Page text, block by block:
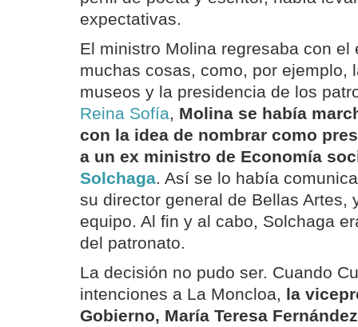
expectativas.
El ministro Molina regresaba con el
muchas cosas, como, por ejemplo,
museos y la presidencia de los
Reina Sofía, Molina se había
con la idea de nombrar como
a un ex ministro de Economía
Solchaga. Así se lo había
su director general de Bellas Artes,
equipo. Al fin y al cabo, Solchaga
del patronato.
La decisión no pudo ser. Cuando
intenciones a La Moncloa, la
Gobierno, María Teresa